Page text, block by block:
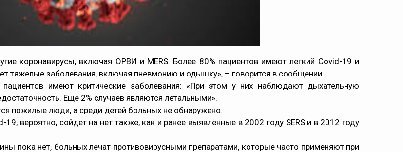
коронавирусы, включая ОРВИ и MERS. Более 80% пациентов имеют легкий Covid-19 и
тяжелые заболевания, включая пневмонию и одышку», – говорится в сообщении.
имеют критические заболевания: «При этом у них наблюдают дыхательную
Еще 2% случаев являются летальными».
пожилые люди, а среди детей больных не обнаружено.
вероятно, сойдет на нет также, как и ранее выявленные в 2002 году SERS и в 2012 году
пока нет, больных лечат противовирусными препаратами, которые часто применяют при